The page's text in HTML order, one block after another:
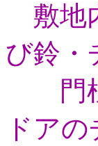
敷地
び鈴・
門柱
ドアの